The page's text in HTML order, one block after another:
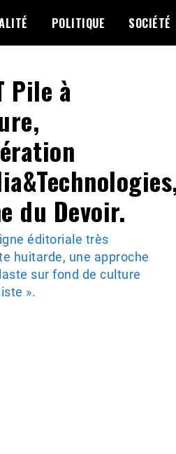
POLITIQUE SOCIÉTÉ
Pile à
du Devoir.
éditoriale très
huitarde, une approche
sur fond de culture
».